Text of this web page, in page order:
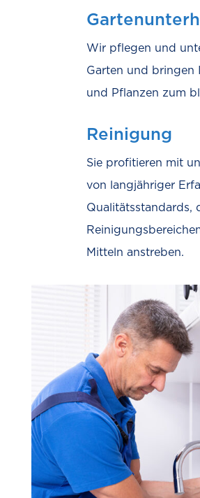
Wir pflegen und
Garten und bringen
und Pflanzen zum
Reinigung
Sie profitieren mit
von langjähriger
Qualitätsstandards,
Mitteln anstreben.